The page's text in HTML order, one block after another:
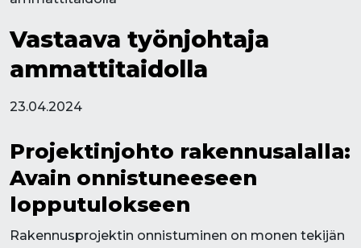
Vastaava työnjohtaja
ammattitaidolla
23.04.2024
Projektinjohto rakennusalalla:
Avain onnistuneeseen
lopputulokseen
Rakennusprojektin onnistuminen on monen tekijän